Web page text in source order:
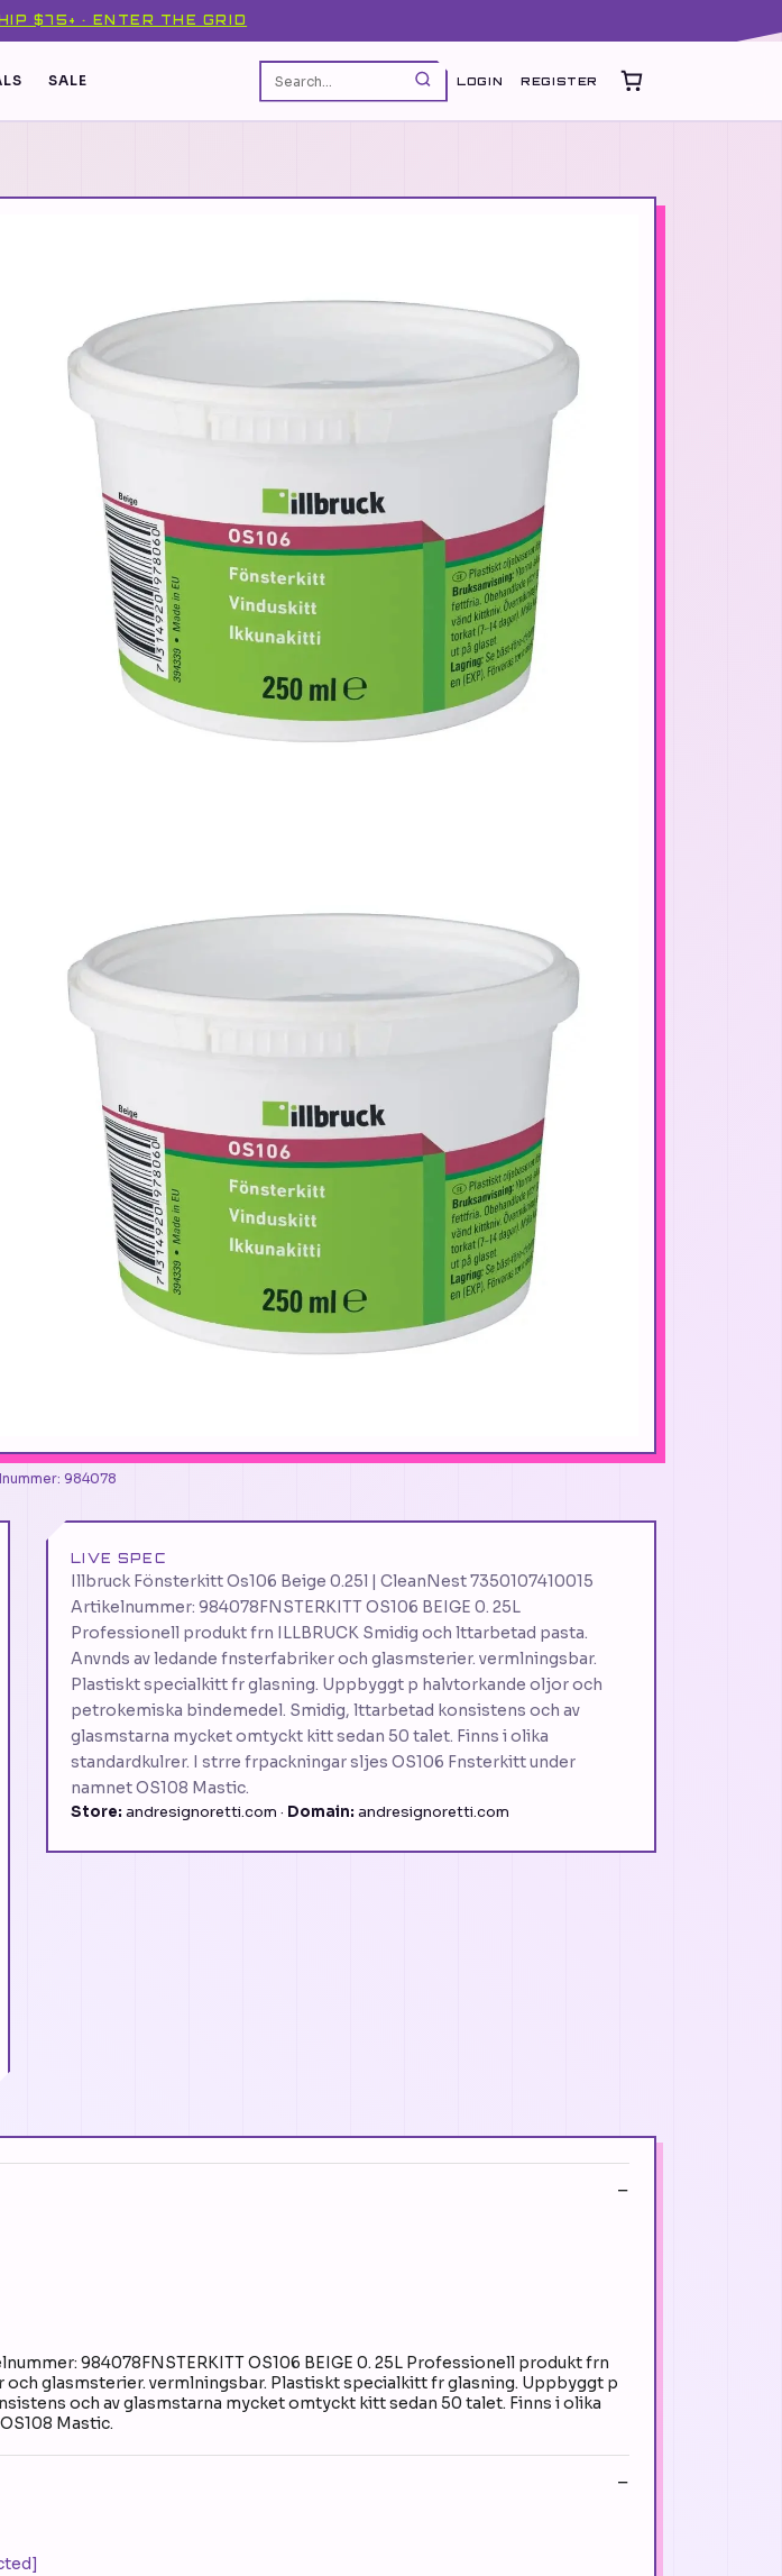
$75+ · ENTER THE GRID
SALE LOGIN REGISTER
984078
LIVE SPEC
Illbruck Fönsterkitt Os106 Beige 0.25l | CleanNest 7350107410015
Artikelnummer: 984078FNSTERKITT OS106 BEIGE 0. 25L
Professionell produkt frn ILLBRUCK Smidig och lttarbetad pasta.
Anvnds av ledande fnsterfabriker och glasmsterier. vermlningsbar.
Plastiskt specialkitt fr glasning. Uppbyggt p halvtorkande oljor och
petrokemiska bindemedel. Smidig, lttarbetad konsistens och av
glasmstarna mycket omtyckt kitt sedan 50 talet. Finns i olika
standardkulrer. I strre frpackningar sljes OS106 Fnsterkitt under
namnet OS108 Mastic.
Store: andresignoretti.com · Domain: andresignoretti.com
984078FNSTERKITT OS106 BEIGE 0. 25L Professionell produkt frn
och glasmsterier. vermlningsbar. Plastiskt specialkitt fr glasning. Uppbyggt p
och av glasmstarna mycket omtyckt kitt sedan 50 talet. Finns i olika
Mastic.